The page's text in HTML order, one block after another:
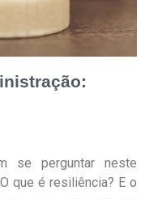
se perguntar neste
que é resiliência? E o